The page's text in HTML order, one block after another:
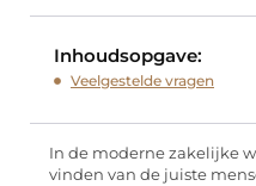
Inhoudsopgave:
Veelgestelde vragen
In de moderne zakelijke
vinden van de juiste